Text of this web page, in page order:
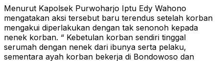
Menurut Kapolsek Purwoharjo Iptu Edy Wahono
mengatakan aksi tersebut baru terendus setelah korban
mengakui diperlakukan dengan tak senonoh kepada
nenek korban. “ Kebetulan korban sendiri tinggal
serumah dengan nenek dari ibunya serta pelaku,
sementara ayah korban bekerja di Bondowoso dan